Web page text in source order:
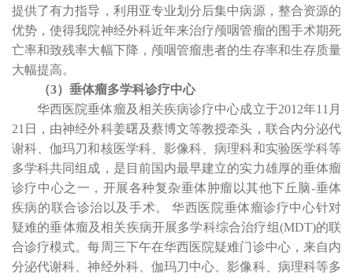
提供了有力指导，利用亚专业划分后集中病源，整合资源的
优势，使得我院神经外科近年来治疗颅咽管瘤的围手术期死
亡率和致残率大幅下降，颅咽管瘤患者的生存率和生存质量
大幅提高。
（3）垂体瘤多学科诊疗中心
华西医院垂体瘤及相关疾病诊疗中心成立于2012年11 月
21 日，由神经外科姜曙及蔡博文等教授牵头，联合内分泌代
谢科、伽玛刀和核医学科、影像科、病理科和实验医学科等
多学科共同组成，是目前国内最早建立的实力雄厚的垂体瘤
诊疗中心之一，开展各种复杂垂体肿瘤以其他下丘脑-垂体
疾病的联合诊治以及手术。 华西医院垂体瘤诊疗中心针对
疑难的垂体瘤及相关疾病开展多学科综合治疗组(MDT)的联
合诊疗模式。每周三下午在华西医院疑难门诊中心，来自内
分泌代谢科、神经外科、伽玛刀中心、影像科、病理科等多